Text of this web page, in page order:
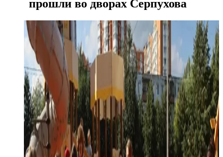
прошли во дворах Серпухова